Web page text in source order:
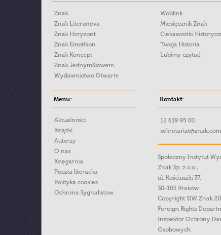
Znak
Znak Literanova
Znak Horyzont
Znak Emotikon
Znak Koncept
Znak JednymSłowem
Wydawnictwo Otwarte
Woblink
Miesięcznik Znak
Ciekawostki
Twoja Historia
Lubimy czytać
Menu:
Aktualności
Książki
Autorzy
O nas
Księgarnia
Poczta literacka
Polityka cookies
Ochrona Sygnalistow
Kontakt:
12 619 95 00
Społeczny Instytut
Znak Sp. z o.o.,
ul. Kościuszki 37,
30-105 Kraków
Copyright SIW Znak
Foreign Rights
Inspektor Ochrony
Osobowych